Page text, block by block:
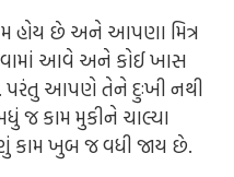
હોય છે અને આપણા મિત્ર
આવે અને કોઈ ખાસ
પરંતુ આપણે તેને દુઃખી નથી
કામ મુકીને ચાલ્યા
ખુબ જ વધી જાય છે.